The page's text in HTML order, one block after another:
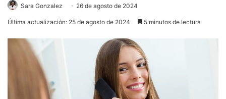
Sara Gonzalez 26 de agosto de 2024
Última actualización: 25 de agosto de 2024 5 minutos de lectura